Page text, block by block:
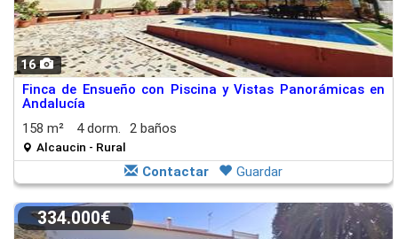
16
Finca de Ensueño con Piscina y Vistas Panorámicas en
Andalucía
158 m²
4 dorm. 2 baños
Alcaucin - Rural
Contactar Guardar
334.000€